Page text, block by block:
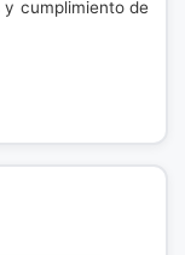
cumplimiento de